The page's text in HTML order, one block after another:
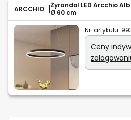
ARCCHIO
Żyrandol LED Arcchio
Ø 60 cm
Nr. artykułu:
Ceny